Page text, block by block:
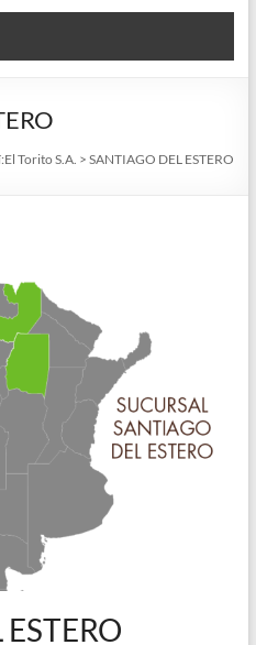
El Torito S.A. >SANTIAGO DEL ESTERO